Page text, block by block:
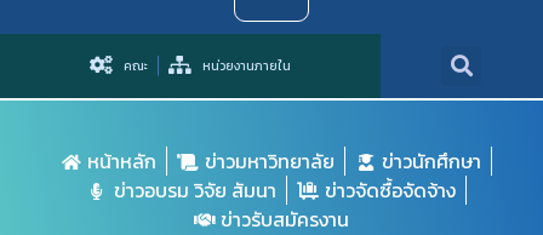
คณะ หน่วยงานภายใน
หน้าหลัก ข่าวมหาวิทยาลัย
ข่าวนักศึกษา
ข่าวอบรม วิจัย สัมนา
ข่าวจัดซื้อจัดจ้าง
ข่าวรับสมัครงาน